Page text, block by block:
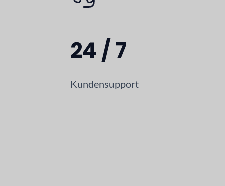
24 / 7
Kundensupport